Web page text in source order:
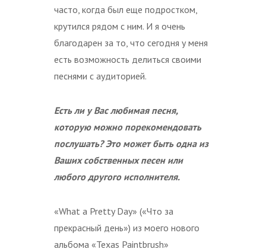
часто, когда был еще подростком,
крутился рядом с ним. И я очень
благодарен за то, что сегодня у меня
есть возможность делиться своими
песнями с аудиторией.
Есть ли у Вас любимая песня,
которую можно порекомендовать
послушать?Это может быть одна из
Ваших собственных песен или
любого другого исполнителя.
«What a Pretty Day» («Что за
прекрасный день») из моего нового
альбома «Texas Paintbrush»